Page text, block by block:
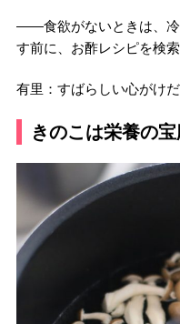
――食欲がないときは、冷
す前に、お酢レシピを検
有里：すばらしい心がけ
きのこは栄養の